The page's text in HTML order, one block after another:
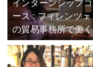
ース : フィレンツェ
の貿易事務所で働く